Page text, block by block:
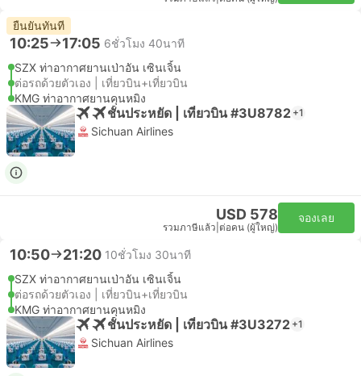
ยืนยันทันที
10:25 17:05 6ชั่วโมง 40นาที
SZX ท่าอากาศยานเป่าอัน เซินเจิ้น
ต่อรถด้วยตัวเอง | เที่ยวบิน+เที่ยวบิน
KMG ท่าอากาศยานคุนหมิง
ชั้นประหยัด | เที่ยวบิน #3U8782 +1
Sichuan Airlines
USD 578
รวมภาษีแล้ว ต่อคน (ผู้ใหญ่)
จองเลย
10:50 21:20 10ชั่วโมง 30นาที
SZX ท่าอากาศยานเป่าอัน เซินเจิ้น
ต่อรถด้วยตัวเอง | เที่ยวบิน+เที่ยวบิน
KMG ท่าอากาศยานคุนหมิง
ชั้นประหยัด | เที่ยวบิน #3U3272 +1
Sichuan Airlines